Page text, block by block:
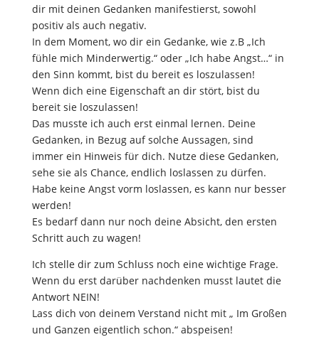
dir mit deinen Gedanken manifestierst, sowohl
positiv als auch negativ.
In dem Moment, wo dir ein Gedanke, wie z.B „Ich
fühle mich Minderwertig.“ oder „Ich habe Angst…“ in
den Sinn kommt, bist du bereit es loszulassen!
Wenn dich eine Eigenschaft an dir stört, bist du
bereit sie loszulassen!
Das musste ich auch erst einmal lernen. Deine
Gedanken, in Bezug auf solche Aussagen, sind
immer ein Hinweis für dich. Nutze diese Gedanken,
sehe sie als Chance, endlich loslassen zu dürfen.
Habe keine Angst vorm loslassen, es kann nur besser
werden!
Es bedarf dann nur noch deine Absicht, den ersten
Schritt auch zu wagen!
Ich stelle dir zum Schluss noch eine wichtige Frage.
Wenn du erst darüber nachdenken musst lautet die
Antwort NEIN!
Lass dich von deinem Verstand nicht mit „ Im Großen
und Ganzen eigentlich schon.“ abspeisen!